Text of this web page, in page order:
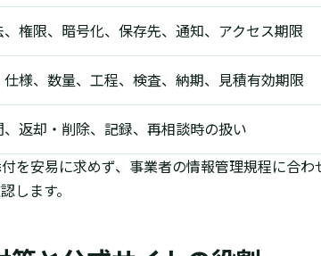
、権限、暗号化、保存先、通知、アクセス期限
仕様、数量、工程、検査、納期、見積有効期限
、返却・削除、記録、再相談時の扱い
を安易に求めず、事業者の情報管理規程に合
します。